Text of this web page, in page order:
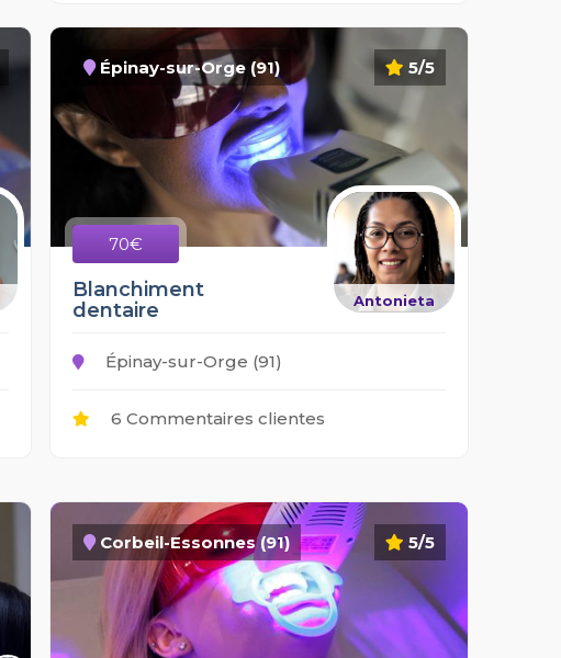
5/5
Épinay-sur-Orge (91)
70€
Antonieta
Blanchiment
dentaire
Épinay-sur-Orge (91)
6 Commentaires clientes
5/5
Corbeil-Essonnes (91)